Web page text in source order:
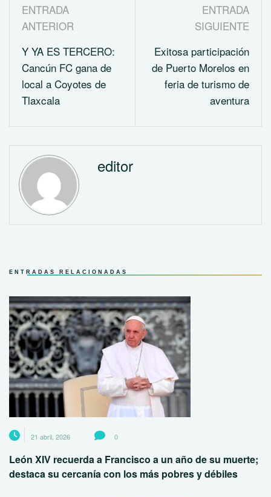
ENTRADA
ANTERIOR
Y YA ES TERCERO:
Cancún FC gana de
local a Coyotes de
Tlaxcala
ENTRADA
SIGUIENTE
Exitosa participación
de Puerto Morelos en
feria de turismo de
aventura
editor
ENTRADAS RELACIONADAS
21 abril, 2026 0
León XIV recuerda a Francisco a un año de su muerte;
destaca su cercanía con los más pobres y débiles